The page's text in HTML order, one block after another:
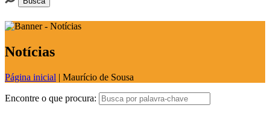
Notícias
Página inicial | Maurício de Sousa
Encontre o que procura: